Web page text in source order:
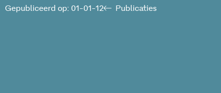
Publicaties
Gepubliceerd op: 01-01-12